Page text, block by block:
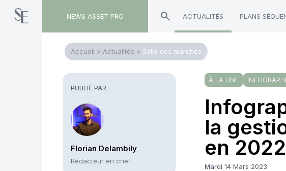
NEWS ASSET PRO ACTUALITÉS PLANS
Accueil > Actualités > Salle des marchés
PUBLIÉ PAR
Florian Delambily
Rédacteur en chef
À LA UNE
la
en 2022
Mardi 14 Mars 2023